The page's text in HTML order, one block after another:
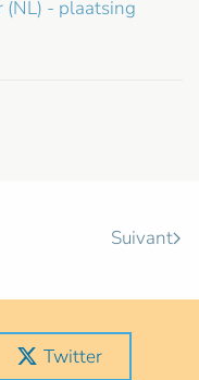
(NL) - plaatsing
Suivant
Twitter